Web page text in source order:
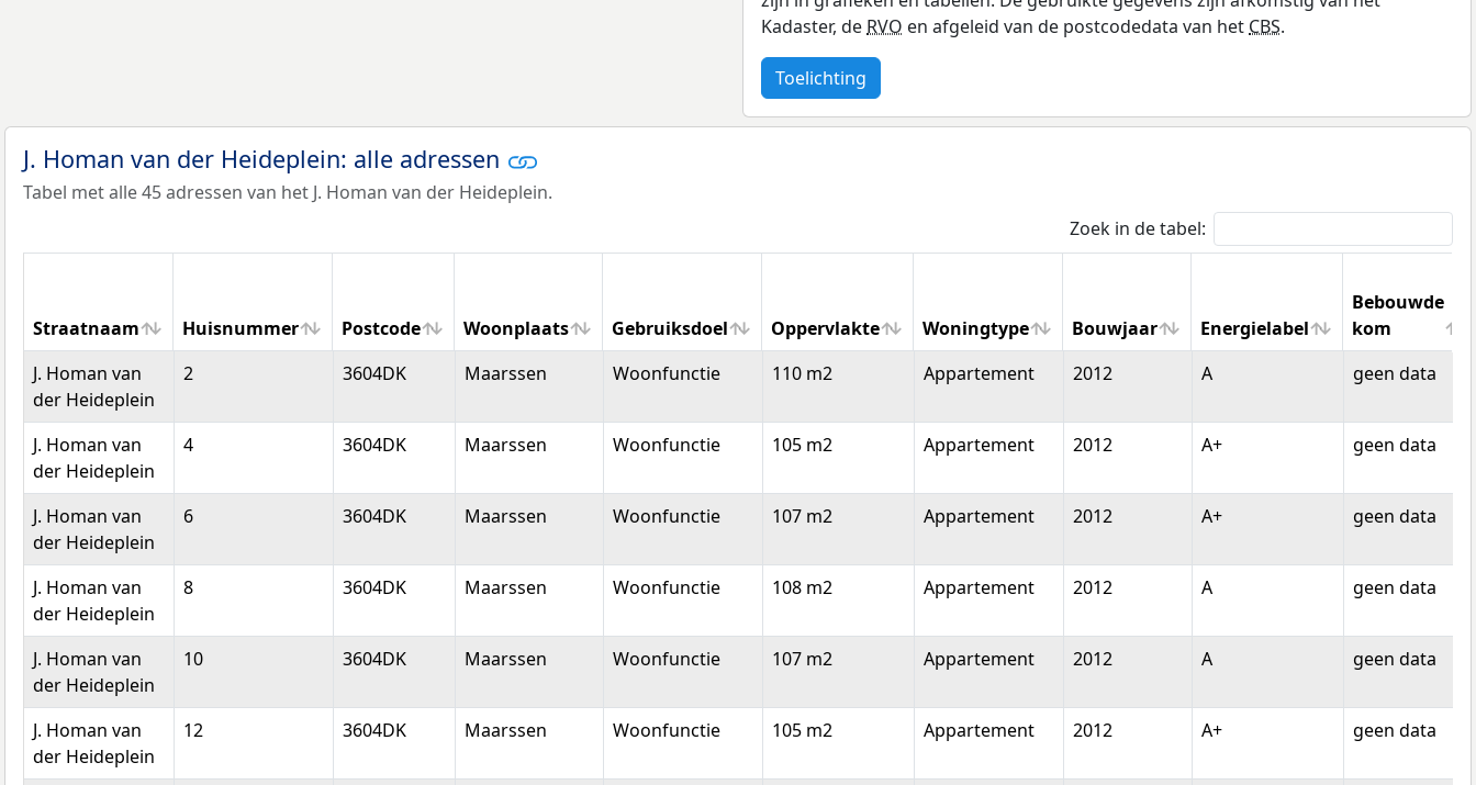
Kadaster, de RVO en afgeleid van de postcodedata van het CBS.
Toelichting
J. Homan van der Heideplein: alle adressen
Tabel met alle 45 adressen van het J. Homan van der Heideplein.
Zoek in de tabel:
Straatnaam Huisnummer Postcode Woonplaats Gebruiksdoel Oppervlakte Woningtype Bouwjaar Energielabel
Bebouwde
kom
Straatnaam
Huisnummer Postcode Woonplaats Gebruiksdoel Oppervlakte Woningtype Bouwjaar Energielabel
Bebouwde
kom
J. Homan van
der Heideplein
2 3604DK Maarssen Woonfunctie 110 m2 Appartement 2012 A geen data
J. Homan van
der Heideplein
4 3604DK Maarssen Woonfunctie 105 m2 Appartement 2012 A+ geen data
J. Homan van
der Heideplein
6 3604DK Maarssen Woonfunctie 107 m2 Appartement 2012 A+ geen data
J. Homan van
der Heideplein
8 3604DK Maarssen Woonfunctie 108 m2 Appartement 2012 A geen data
J. Homan van
der Heideplein
10 3604DK Maarssen Woonfunctie 107 m2 Appartement 2012 A geen data
J. Homan van
der Heideplein
12 3604DK Maarssen Woonfunctie 105 m2 Appartement 2012 A+ geen data